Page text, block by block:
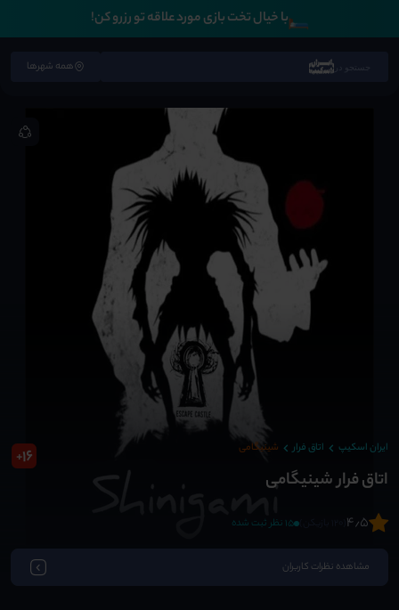
🛏️با خیال تخت بازی مورد علاقه تو رزرو کن!
همه شهرها
ایران اسکیپ اتاق فرار شینیگامی
اتاق فرار شینیگامی
16
+
4٫5 15 نظر ثبت شده
مشاهده نظرات کاربران